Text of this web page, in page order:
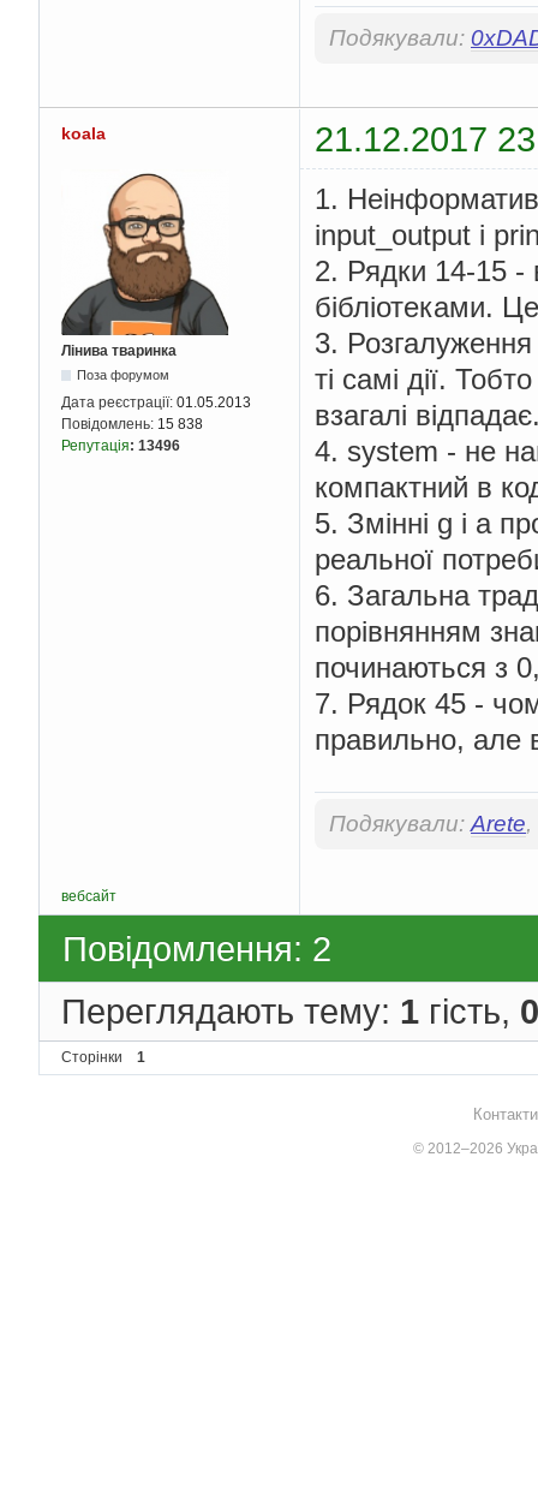
    system
("pause");
return
0 ;
}
{
    system
("cls"
);
}
int func_for_massiv1
{
int massiv1 [ 10];
int
    cout
<< "Please
int
for
( unsigned
{
        cout
<<
            massiv1
[i
}
for (g = 0 ; g <=
{
        cout
<< " "
    cout
<< endl;
}
int func_for_massiv2
{
int b;
for
{
}
Подякували:
koala 21.12.2017
Лінива тваринка
Поза форумом
Дата реєстрації: 01.05.2013
Повідомлень: 15 838
Репутація: 13496
1.
input_output і
2. Рядки 14-15 -
бібліотеками.
3.
ті самі дії.
взагалі
4. system - не
компактний в
5. Змінні g і a
реальної
6. Загальна
порівнянням
починаються з
7. Рядок 45 -
правильно, але
Подякували:Arete,
вебсайт
Повідомлення: 2
Переглядають тему: 1 гість, 0
Сторінки 1
© 2012–2026